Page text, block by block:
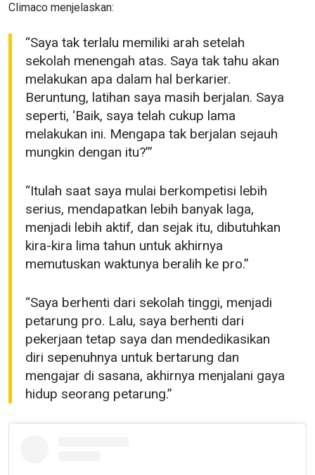
Climaco menjelaskan:
“Saya tak terlalu memiliki arah setelah
sekolah menengah atas. Saya tak tahu akan
melakukan apa dalam hal berkarier.
Beruntung, latihan saya masih berjalan. Saya
seperti, ‘Baik, saya telah cukup lama
melakukan ini. Mengapa tak berjalan sejauh
mungkin dengan itu?’”
“Itulah saat saya mulai berkompetisi lebih
serius, mendapatkan lebih banyak laga,
menjadi lebih aktif, dan sejak itu, dibutuhkan
kira-kira lima tahun untuk akhirnya
memutuskan waktunya beralih ke pro.”
“Saya berhenti dari sekolah tinggi, menjadi
petarung pro. Lalu, saya berhenti dari
pekerjaan tetap saya dan mendedikasikan
diri sepenuhnya untuk bertarung dan
mengajar di sasana, akhirnya menjalani gaya
hidup seorang petarung.”